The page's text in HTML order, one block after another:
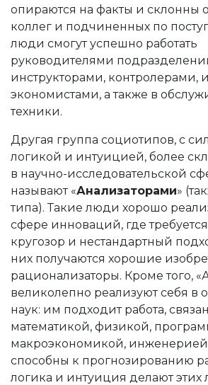
опираются на факты и склонны
коллег и подчиненных по
люди смогут успешно работать
руководителями
инструкторами, контролерами,
экономистами, а также в
техники.
Другая группа социотипов, с
логикой и интуицией, более
в научно-исследовательской
называют «Анализаторами»
типа). Такие люди хорошо
сфере инноваций, где
кругозор и нестандартный
них получаются хорошие
рационализаторы. Кроме того,
великолепно реализуют себя в
наук: им подходит работа,
математикой, физикой,
макроэкономикой,
способны к прогнозированию
логика и интуиция делают этих